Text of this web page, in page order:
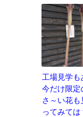
工場見学も
今だけ限定
さ～い花も
ってみて